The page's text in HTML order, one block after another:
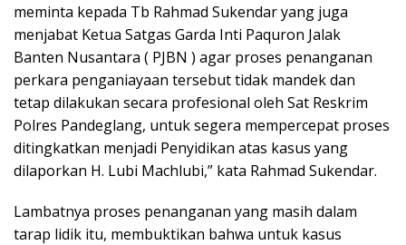
meminta kepada Tb Rahmad Sukendar yang juga
menjabat Ketua Satgas Garda Inti Paquron Jalak
Banten Nusantara ( PJBN ) agar proses penanganan
perkara penganiayaan tersebut tidak mandek dan
tetap dilakukan secara profesional oleh Sat Reskrim
Polres Pandeglang, untuk segera mempercepat proses
ditingkatkan menjadi Penyidikan atas kasus yang
dilaporkan H. Lubi Machlubi,” kata Rahmad Sukendar.
Lambatnya proses penanganan yang masih dalam
tarap lidik itu, membuktikan bahwa untuk kasus